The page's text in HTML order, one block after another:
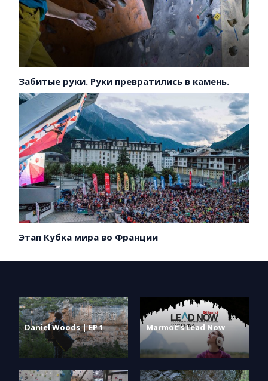
Забитые руки. Руки превратились в камень.
Этап Кубка мира во Франции
Daniel Woods | EP 1 Marmot’s Lead Now